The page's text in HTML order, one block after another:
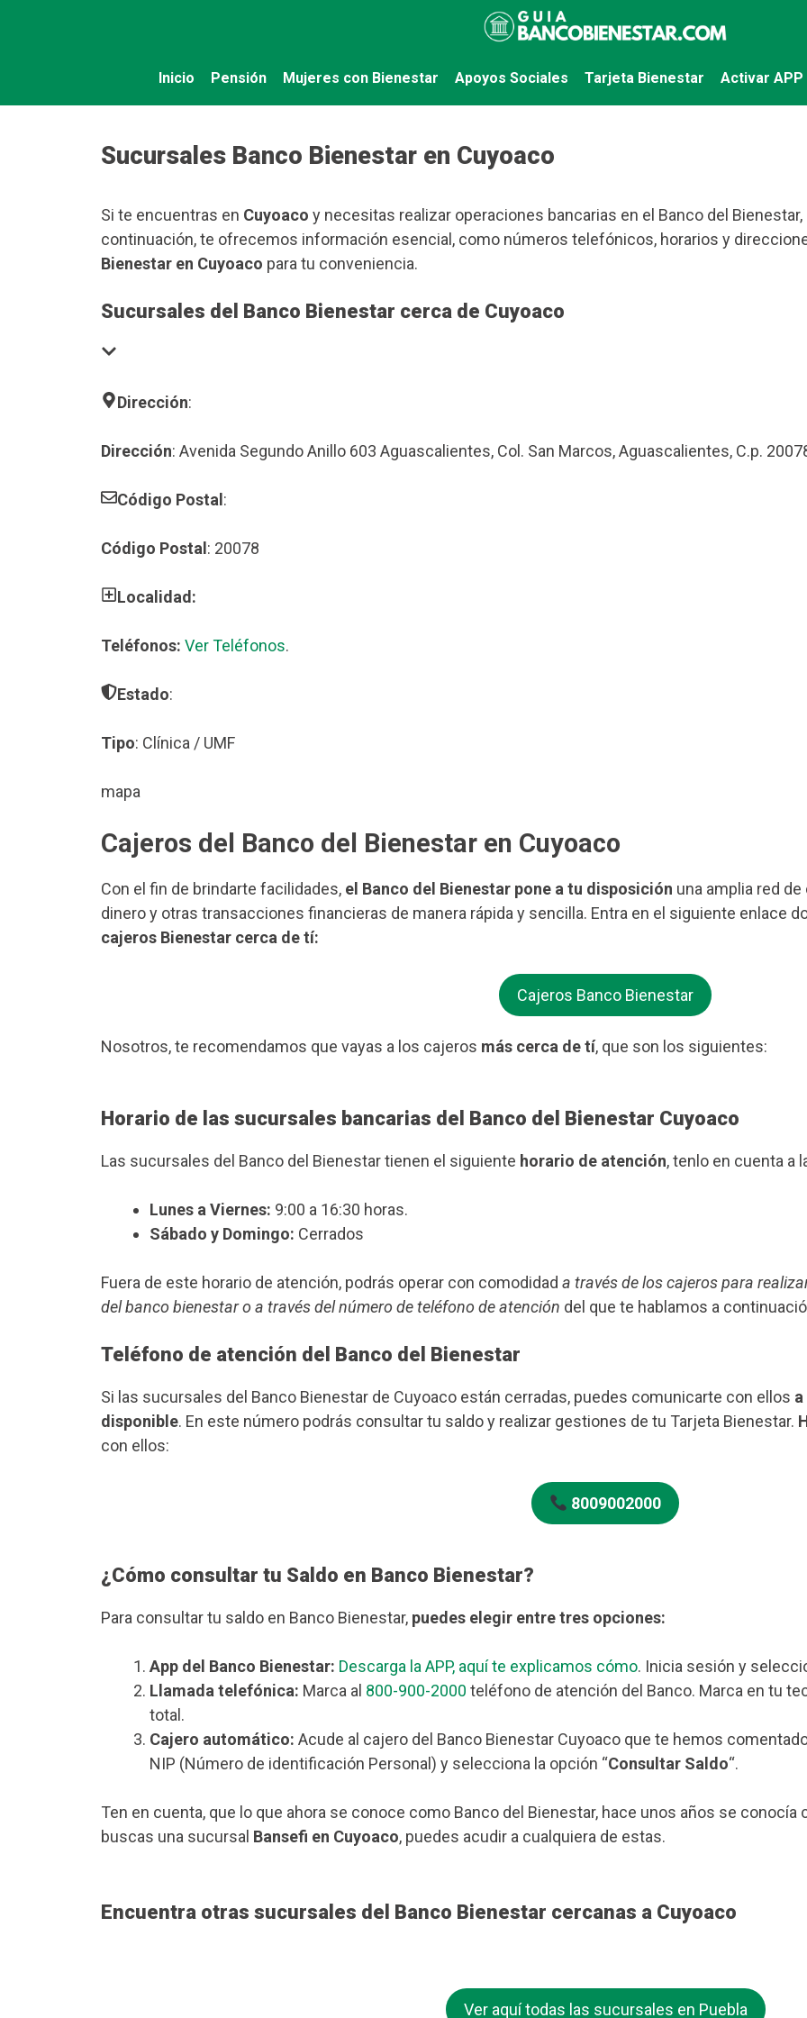
Inicio Pensión Mujeres con Bienestar Apoyos Sociales Tarjeta Bienestar Activar APP
Sucursales Banco Bienestar en Cuyoaco
Si te encuentras en Cuyoaco y necesitas realizar operaciones bancarias en el Banco del
continuación, te ofrecemos información esencial, como números telefónicos, horarios y
Bienestar en Cuyoaco para tu conveniencia.
Sucursales del Banco Bienestar cerca de Cuyoaco
Dirección:
Dirección: Avenida Segundo Anillo 603 Aguascalientes, Col. San Marcos, Aguascalientes, C.p.
Código Postal :
Código Postal : 20078
Localidad:
Teléfonos: Ver Teléfonos.
Estado:
Tipo: Clínica / UMF
mapa
Cajeros del Banco del Bienestar en Cuyoaco
Con el fin de brindarte facilidades, el Banco del Bienestar pone a tu disposición una amplia red
dinero y otras transacciones financieras de manera rápida y sencilla. Entra en el siguiente enlace
cajeros Bienestar cerca de tí:
Cajeros Banco Bienestar
Nosotros, te recomendamos que vayas a los cajeros más cerca de tí, que son los siguientes:
Horario de las sucursales bancarias del Banco del Bienestar Cuyoaco
Las sucursales del Banco del Bienestar tienen el siguiente horario de atención, tenlo en cuenta a
Lunes a Viernes: 9:00 a 16:30 horas.
Sábado y Domingo: Cerrados
Fuera de este horario de atención, podrás operar con comodidad a través de los cajeros para
del banco bienestar o a través del número de teléfono de atención del que te hablamos a
Teléfono de atención del Banco del Bienestar
Si las sucursales del Banco Bienestar de Cuyoaco están cerradas, puedes comunicarte con ellos
disponible. En este número podrás consultar tu saldo y realizar gestiones de tu Tarjeta Bienestar.
con ellos:
8009002000
¿Cómo consultar tu Saldo en Banco Bienestar?
Para consultar tu saldo en Banco Bienestar, puedes elegir entre tres opciones:
App del Banco Bienestar: Descarga la APP, aquí te explicamos cómo. Inicia sesión y
Llamada telefónica: Marca al 800-900-2000 teléfono de atención del Banco. Marca en tu
total.
Cajero automático: Acude al cajero del Banco Bienestar Cuyoaco que te hemos
NIP (Número de identificación Personal) y selecciona la opción “Consultar Saldo“.
Ten en cuenta, que lo que ahora se conoce como Banco del Bienestar, hace unos años se
buscas una sucursal Bansefi en Cuyoaco, puedes acudir a cualquiera de estas.
Encuentra otras sucursales del Banco Bienestar cercanas a Cuyoaco
Ver aquí todas las sucursales en Puebla